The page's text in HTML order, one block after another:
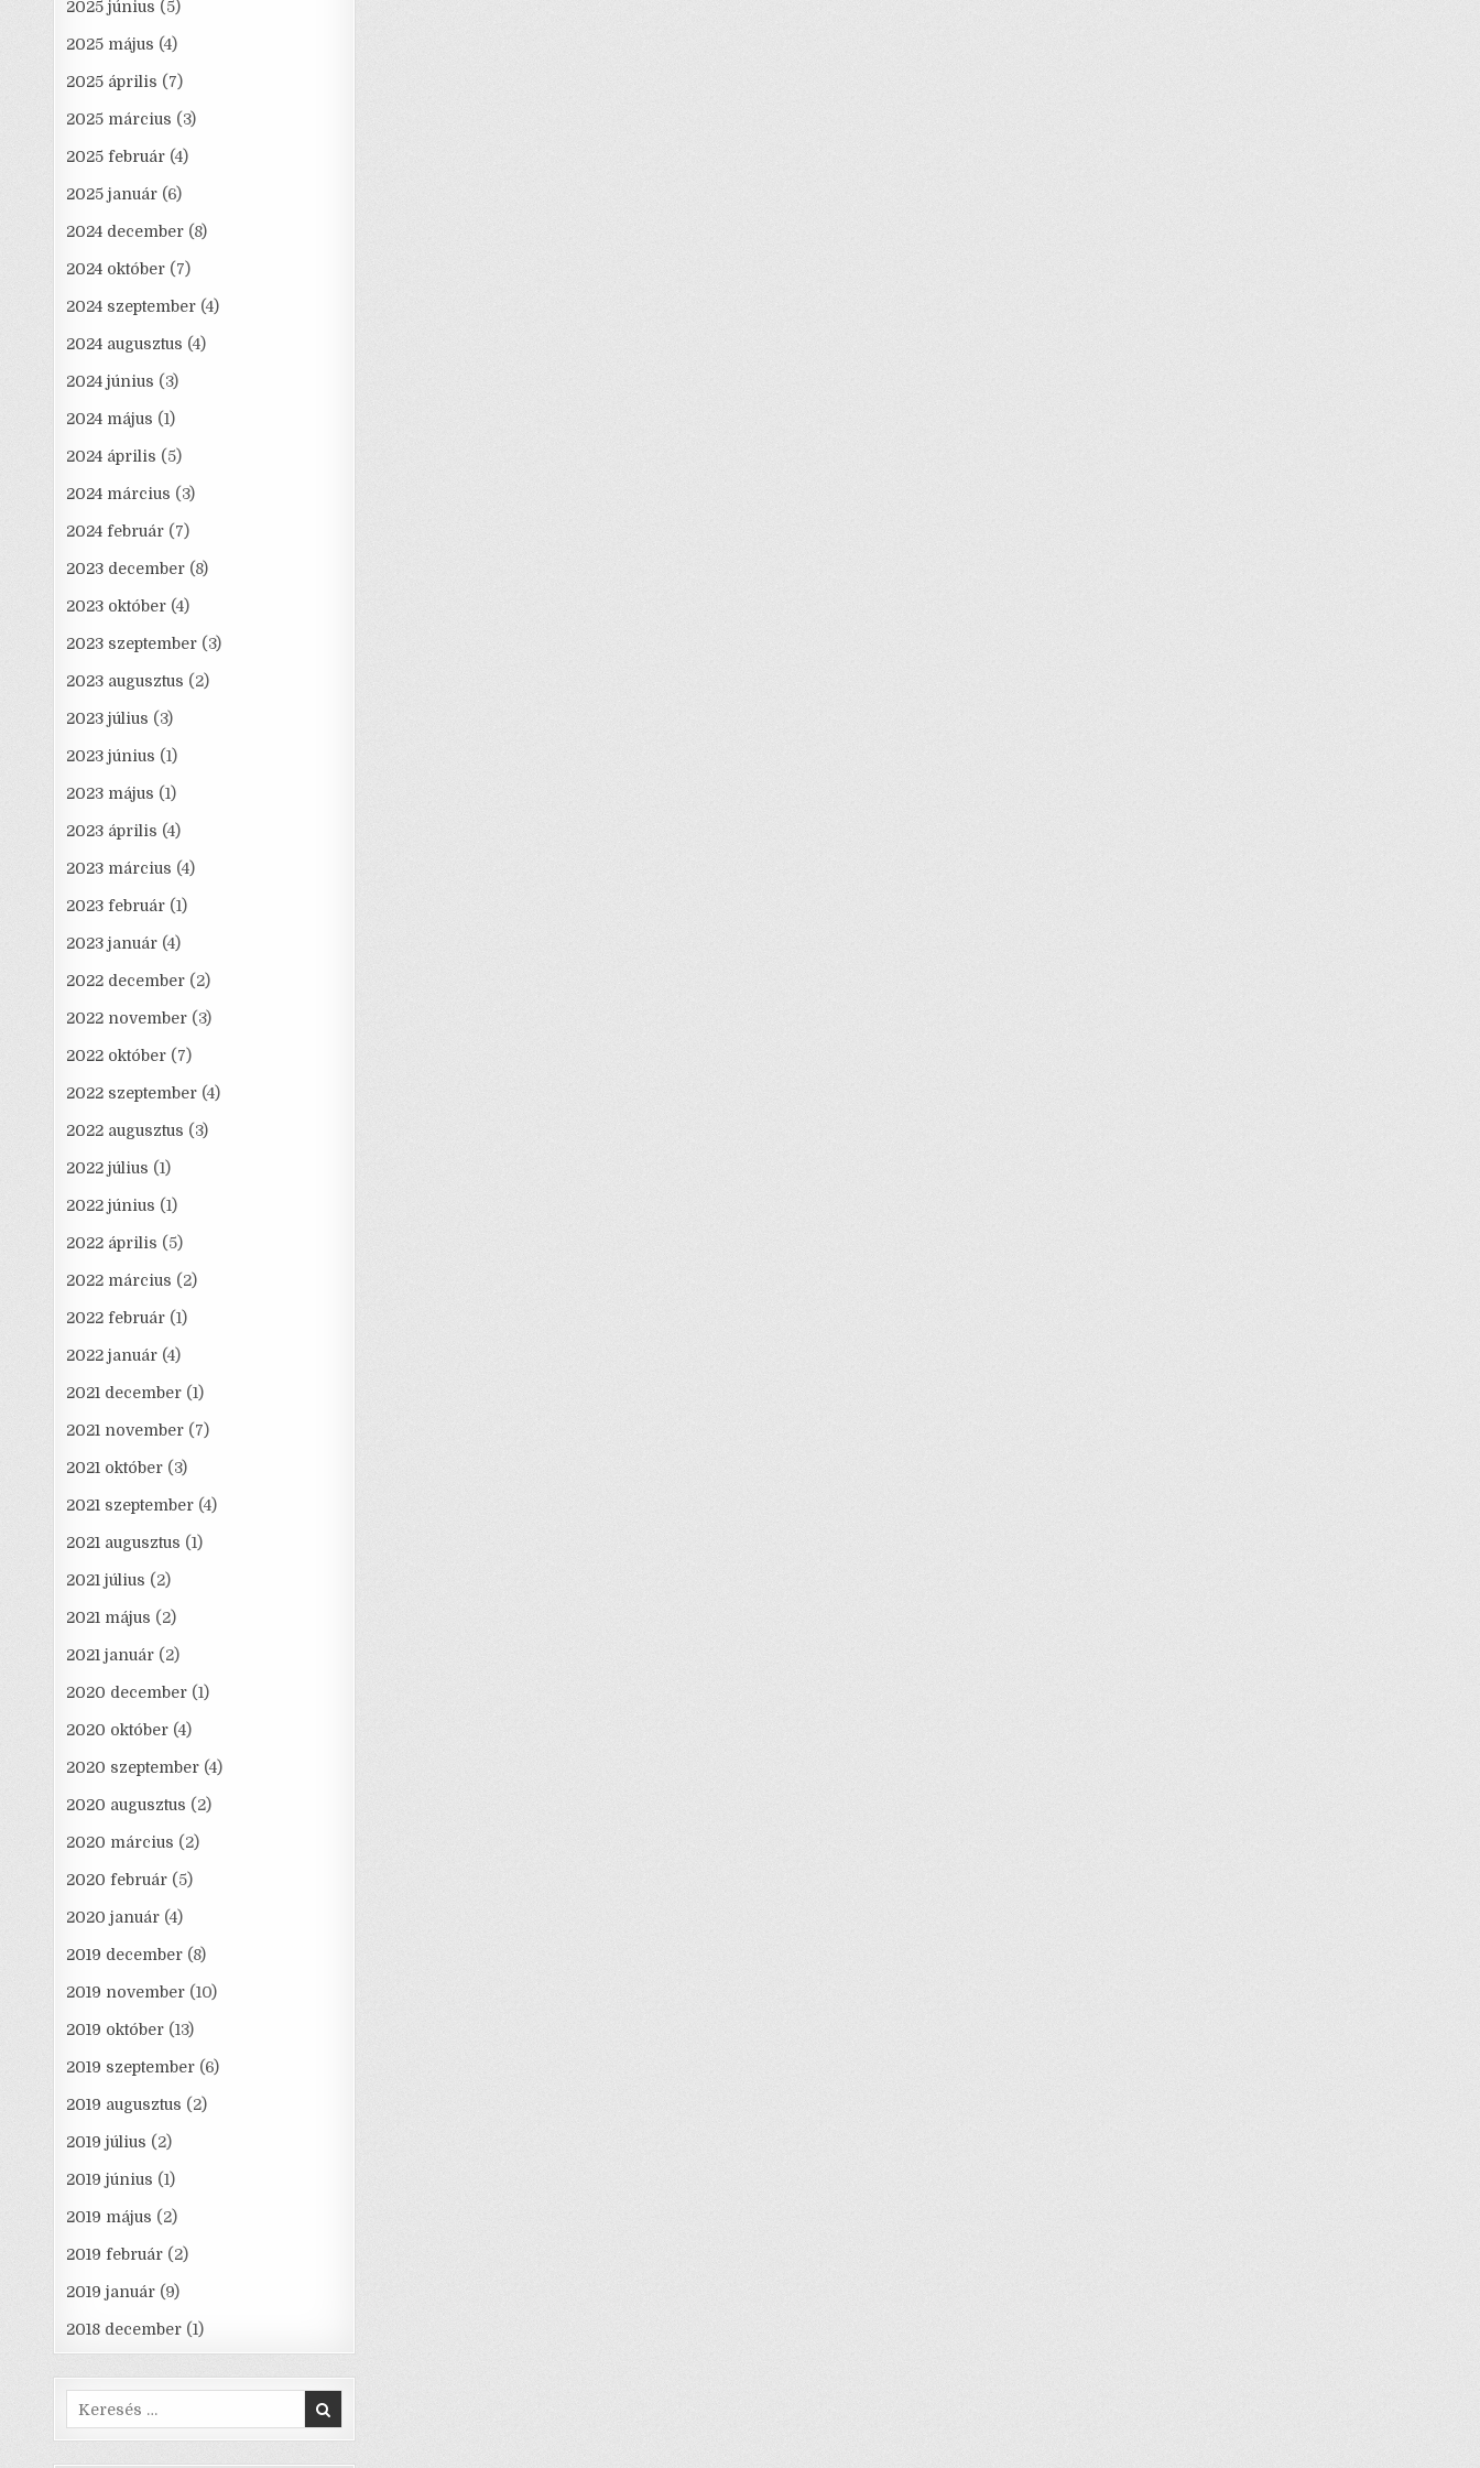
2025 június (5)
2025 május (4)
2025 április (7)
2025 március (3)
2025 február (4)
2025 január (6)
2024 december (8)
2024 október (7)
2024 szeptember (4)
2024 augusztus (4)
2024 június (3)
2024 május (1)
2024 április (5)
2024 március (3)
2024 február (7)
2023 december (8)
2023 október (4)
2023 szeptember (3)
2023 augusztus (2)
2023 július (3)
2023 június (1)
2023 május (1)
2023 április (4)
2023 március (4)
2023 február (1)
2023 január (4)
2022 december (2)
2022 november (3)
2022 október (7)
2022 szeptember (4)
2022 augusztus (3)
2022 július (1)
2022 június (1)
2022 április (5)
2022 március (2)
2022 február (1)
2022 január (4)
2021 december (1)
2021 november (7)
2021 október (3)
2021 szeptember (4)
2021 augusztus (1)
2021 július (2)
2021 május (2)
2021 január (2)
2020 december (1)
2020 október (4)
2020 szeptember (4)
2020 augusztus (2)
2020 március (2)
2020 február (5)
2020 január (4)
2019 december (8)
2019 november (10)
2019 október (13)
2019 szeptember (6)
2019 augusztus (2)
2019 július (2)
2019 június (1)
2019 május (2)
2019 február (2)
2019 január (9)
2018 december (1)
Search
for: